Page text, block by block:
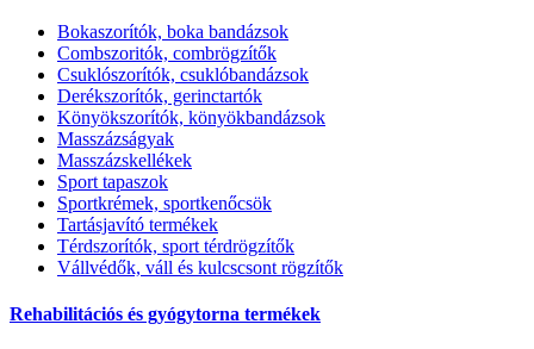
Bokaszorítók, boka bandázsok
Combszoritók, combrögzítők
Csuklószorítók, csuklóbandázsok
Derékszorítók, gerinctartók
Könyökszorítók, könyökbandázsok
Masszázságyak
Masszázskellékek
Sport tapaszok
Sportkrémek, sportkenőcsök
Tartásjavító termékek
Térdszorítók, sport térdrögzítők
Vállvédők, váll és kulcscsont rögzítők
Rehabilitációs és gyógytorna termékek